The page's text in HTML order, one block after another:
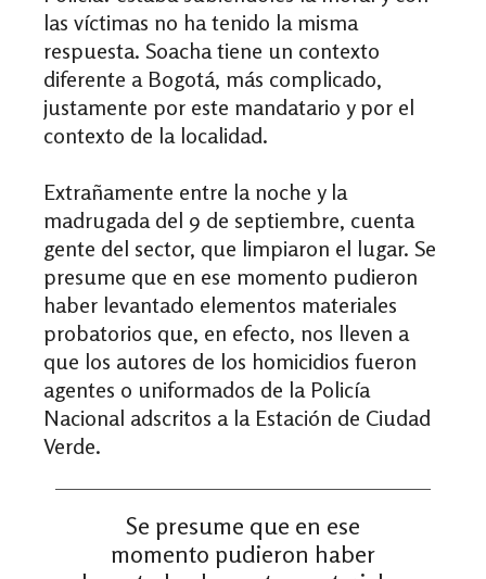
las víctimas no ha tenido la misma
respuesta. Soacha tiene un contexto
diferente a Bogotá, más complicado,
justamente por este mandatario y por el
contexto de la localidad.
Extrañamente entre la noche y la
madrugada del 9 de septiembre, cuenta
gente del sector, que limpiaron el lugar. Se
presume que en ese momento pudieron
haber levantado elementos materiales
probatorios que, en efecto, nos lleven a
que los autores de los homicidios fueron
agentes o uniformados de la Policía
Nacional adscritos a la Estación de Ciudad
Verde.
Se presume que en ese
momento pudieron haber